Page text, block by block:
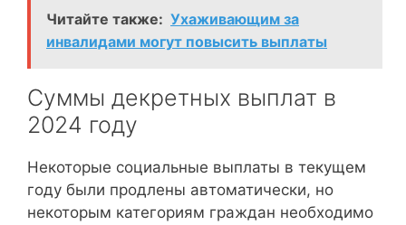
Читайте также: Ухаживающим за
инвалидами могут повысить выплаты
Суммы декретных выплат в
2024 году
Некоторые социальные выплаты в текущем
году были продлены автоматически, но
некоторым категориям граждан необходимо